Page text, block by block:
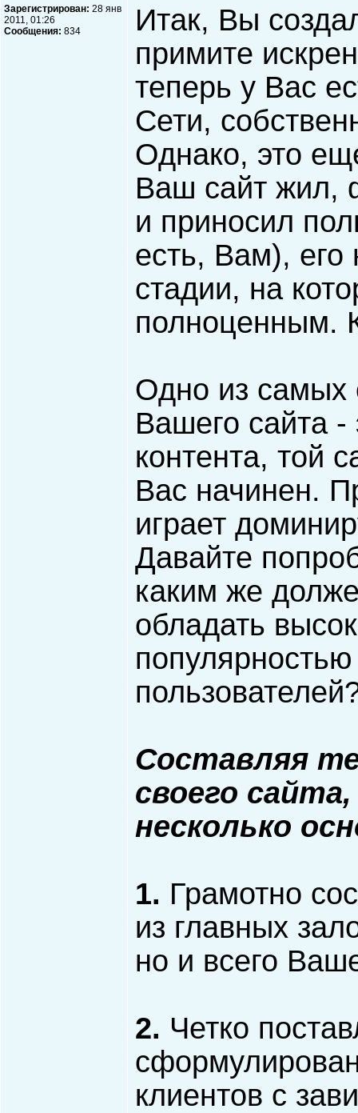
Зарегистрирован: 28 янв
2011, 01:26
Сообщения: 834
Итак, Вы
примите
теперь у Вас
Сети,
Однако, это
Ваш сайт жил,
и приносил
есть, Вам), его
стадии, на
полноценным.
Одно из самых
Вашего сайта -
контента, той
Вас начинен.
играет
Давайте
каким же
обладать
Составляя
своего
несколько
1. Грамотно
из главных
но и всего
2. Четко
клиентов с